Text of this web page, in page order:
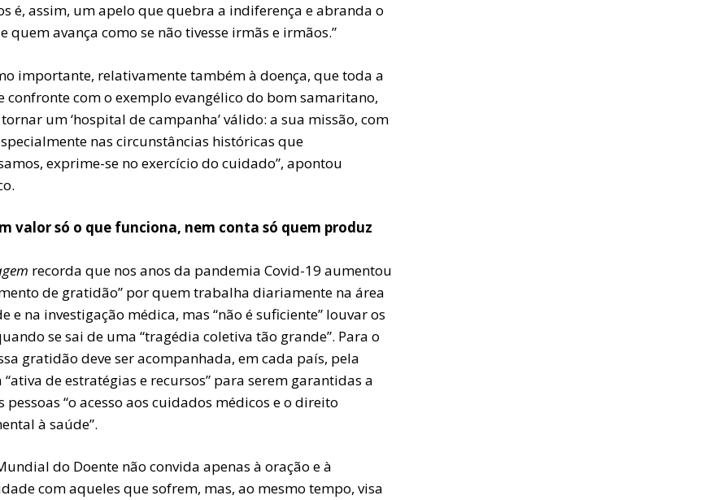
é, assim, um apelo que quebra a indiferença e abranda o
quem avança como se não tivesse irmãs e irmãos.”
importante, relativamente também à doença, que toda a
confronte com o exemplo evangélico do bom samaritano,
um ‘hospital de campanha’ válido: a sua missão, com
nas circunstâncias históricas que
exprime-se no exercício do cuidado”, apontou
valor só o que funciona, nem conta só quem produz
recorda que nos anos da pandemia Covid-19 aumentou
de gratidão” por quem trabalha diariamente na área
e na investigação médica, mas “não é suficiente” louvar os
se sai de uma “tragédia coletiva tão grande”. Para o
gratidão deve ser acompanhada, em cada país, pela
de estratégias e recursos” para serem garantidas a
pessoas “o acesso aos cuidados médicos e o direito
à saúde”.
do Doente não convida apenas à oração e à
com aqueles que sofrem, mas, ao mesmo tempo, visa